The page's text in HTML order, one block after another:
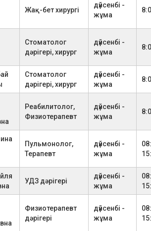
буынының Р
2800
қол
графиясы 2
қосалқы
1
жақ сүйек
1800
1 зерттеу 1800
1 зерттеу 1800
Р
1 зерттеу 16000
Жақ-бет хирургі
дүйсенбі -
жұма
Стоматолог
дәрігері, хирург
дүйсенбі -
жұма
Стоматолог
дәрігері, хирург
дүйсенбі -
жұма
Реабилитолог,
Физиотерапевт
дүйсенбі -
жұма
Пульмонолог,
Терапевт
дүйсенбі -
жұма
УДЗ дәрігері
дүйсенбі -
жұма
Физиотерапевт
дәрігері
дүйсенбі -
жұма